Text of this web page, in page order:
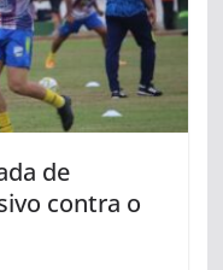
de
contra o